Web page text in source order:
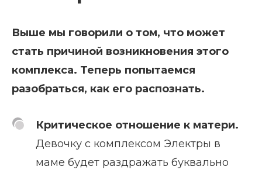
Выше мы говорили о том, что может
стать причиной возникновения этого
комплекса. Теперь попытаемся
разобраться, как его распознать.
Критическое отношение к матери.
Девочку с комплексом Электры в
маме будет раздражать буквально